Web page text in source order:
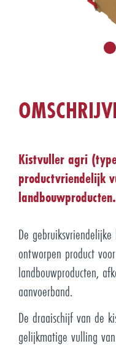
Kistvuller agri
productvriendelijk
landbouwproducten.
De
ontworpen product
landbouwproducten,
aanvoerband.
De draaischijf van de
gelijkmatige vulling